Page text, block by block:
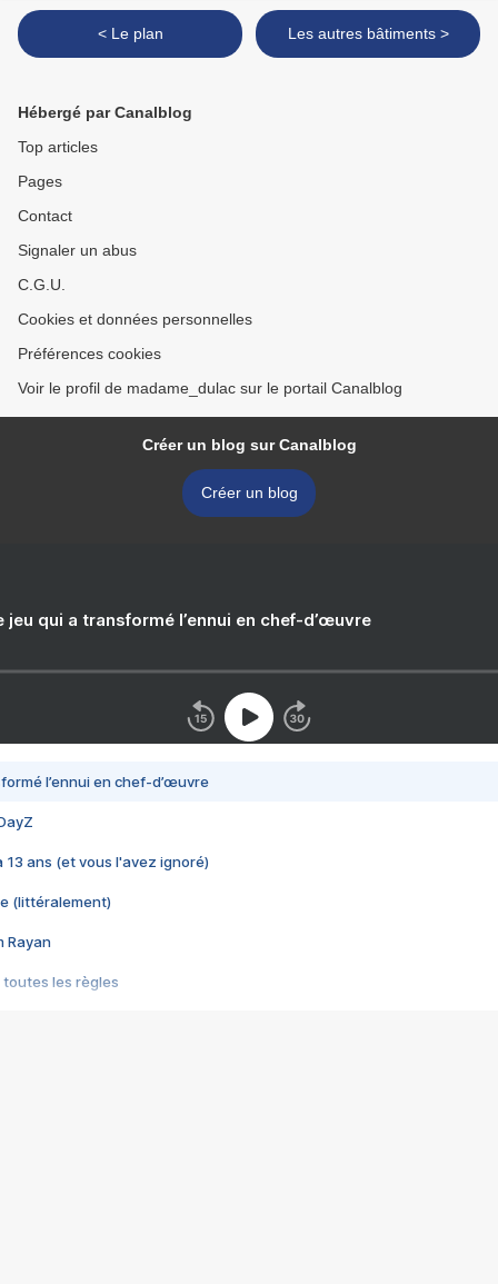
< Le plan Les autres bâtiments >
Hébergé par Canalblog
Top articles
Pages
Contact
Signaler un abus
C.G.U.
Cookies et données personnelles
Préférences cookies
Voir le profil de madame_dulac sur le portail Canalblog
Créer un blog sur Canalblog
Créer un blog
jeu qui a transformé l’ennui en chef-d’œuvre
l’ennui en chef-d’œuvre
13 ans (et vous l'avez ignoré)
(littéralement)
Rayan
toutes les règles